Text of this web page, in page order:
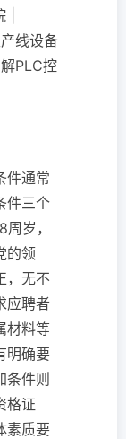
线设备
PLC控
件通常
件三个
岁，
的领
，无不
应聘者
材料等
明确要
条件则
格证
素质要